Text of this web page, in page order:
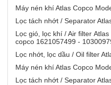
Máy nén khí Atlas Copco
Lọc tách nhớt / Separator
Lọc gió, lọc khí / Air filter Atlas
copco 1621057499 -
Lọc nhớt, lọc dầu / Oil filter
Máy nén khí Atlas Copco
Lọc tách nhớt / Separator